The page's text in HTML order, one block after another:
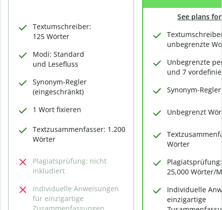
Textumschreiber:
125 Wörter
Modi: Standard
und Lesefluss
Synonym-Regler
(eingeschränkt)
1 Wort fixieren
Textzusammenfasser: 1.200
Wörter
Plagiatsprüfung: nicht
inkludiert
Individuelle Anweisungen
für einzigartige
See plans
unbegrenzte
Unbegrenzte
und 7
Synonym-
Unbegrenzt
Wörter
Plagiatsprüfung:
25,000 Wörter/
Individuelle
einzigartige